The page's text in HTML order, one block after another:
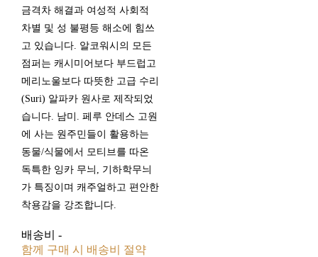
금격차 해결과 여성적 사회적
차별 및 성 불평등 해소에 힘쓰
고 있습니다. 알코워시의 모든
점퍼는 캐시미어보다 부드럽고
메리노울보다 따뜻한 고급 수리
(Suri) 알파카 원사로 제작되었
습니다. 남미. 페루 안데스 고원
에 사는 원주민들이 활용하는
동물/식물에서 모티브를 따온
독특한 잉카 무늬, 기하학무늬
가 특징이며 캐주얼하고 편안한
착용감을 강조합니다.
배송비 -
함께 구매 시 배송비 절약